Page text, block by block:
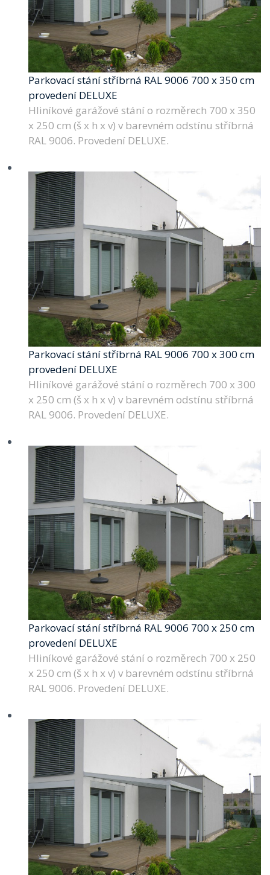
Parkovací stání stříbrná RAL 9006 700 x 350 cm
provedení DELUXE
Hliníkové garážové stání o rozměrech 700 x 350
x 250 cm (š x h x v) v barevném odstínu stříbrná
RAL 9006. Provedení DELUXE.
Parkovací stání stříbrná RAL 9006 700 x 300 cm
provedení DELUXE
Hliníkové garážové stání o rozměrech 700 x 300
x 250 cm (š x h x v) v barevném odstínu stříbrná
RAL 9006. Provedení DELUXE.
Parkovací stání stříbrná RAL 9006 700 x 250 cm
provedení DELUXE
Hliníkové garážové stání o rozměrech 700 x 250
x 250 cm (š x h x v) v barevném odstínu stříbrná
RAL 9006. Provedení DELUXE.